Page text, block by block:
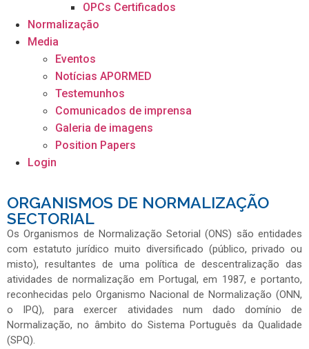
OPCs Certificados
Normalização
Media
Eventos
Notícias APORMED
Testemunhos
Comunicados de imprensa
Galeria de imagens
Position Papers
Login
ORGANISMOS DE NORMALIZAÇÃO
SECTORIAL
Os Organismos de Normalização Setorial (ONS) são entidades
com estatuto jurídico muito diversificado (público, privado ou
misto), resultantes de uma política de descentralização das
atividades de normalização em Portugal, em 1987, e portanto,
reconhecidas pelo Organismo Nacional de Normalização (ONN,
o IPQ), para exercer atividades num dado domínio de
Normalização, no âmbito do Sistema Português da Qualidade
(SPQ).